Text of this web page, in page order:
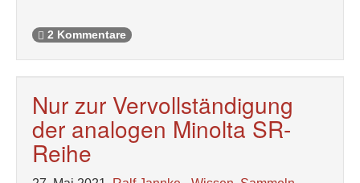
2 Kommentare
Nur zur Vervollständigung
der analogen Minolta SR-
Reihe